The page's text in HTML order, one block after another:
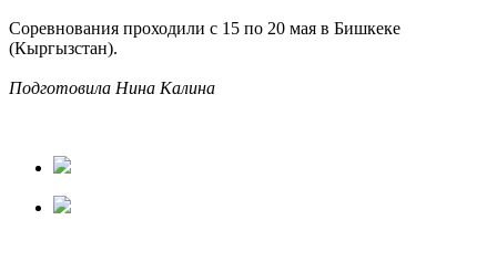
Соревнования проходили с 15 по 20 мая в Бишкеке
(Кыргызстан).
Подготовила Нина Калина